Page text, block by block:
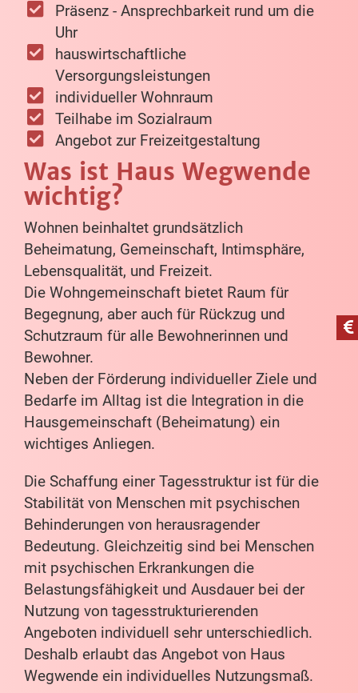
Präsenz - Ansprechbarkeit rund um die
Uhr
hauswirtschaftliche
Versorgungsleistungen
individueller Wohnraum
Teilhabe im Sozialraum
Angebot zur Freizeitgestaltung
Was ist Haus Wegwende
wichtig?
Wohnen beinhaltet grundsätzlich
Beheimatung, Gemeinschaft, Intimsphäre,
Lebensqualität, und Freizeit.
Die Wohngemeinschaft bietet Raum für
Begegnung, aber auch für Rückzug und
Schutzraum für alle Bewohnerinnen und
Bewohner.
Neben der Förderung individueller Ziele und
Bedarfe im Alltag ist die Integration in die
Hausgemeinschaft (Beheimatung) ein
wichtiges Anliegen.
Die Schaffung einer Tagesstruktur ist für die
Stabilität von Menschen mit psychischen
Behinderungen von herausragender
Bedeutung. Gleichzeitig sind bei Menschen
mit psychischen Erkrankungen die
Belastungsfähigkeit und Ausdauer bei der
Nutzung von tagesstrukturierenden
Angeboten individuell sehr unterschiedlich.
Deshalb erlaubt das Angebot von Haus
Wegwende ein individuelles Nutzungsmaß.